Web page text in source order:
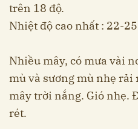
trên 18 độ.
Nhiệt độ cao nhất : 22-
Nhiều mây, có mưa vài
mù và sương mù nhẹ
mây trời nắng. Gió nhẹ.
rét.